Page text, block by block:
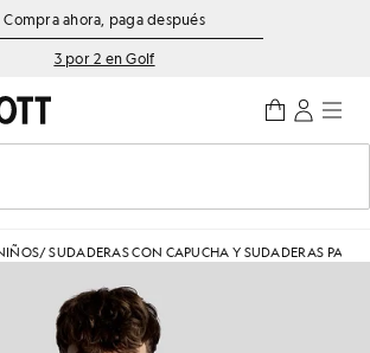
principal
Compra ahora, paga después
3 por 2 en Golf
búsqueda predictiva
/SUDADERAS CON CAPUCHA Y SUDADERAS PARA